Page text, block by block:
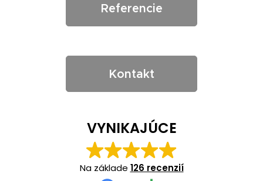
Referencie
Kontakt
VYNIKAJÚCE
Na základe 126 recenzií